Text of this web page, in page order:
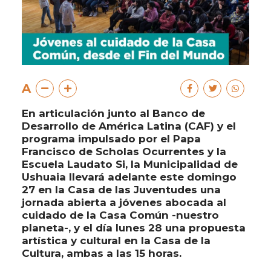
A
En articulación junto al Banco de
Desarrollo de América Latina (CAF) y el
programa impulsado por el Papa
Francisco de Scholas Ocurrentes y la
Escuela Laudato Si, la Municipalidad de
Ushuaia llevará adelante este domingo
27 en la Casa de las Juventudes una
jornada abierta a jóvenes abocada al
cuidado de la Casa Común -nuestro
planeta-, y el día lunes 28 una propuesta
artística y cultural en la Casa de la
Cultura, ambas a las 15 horas.